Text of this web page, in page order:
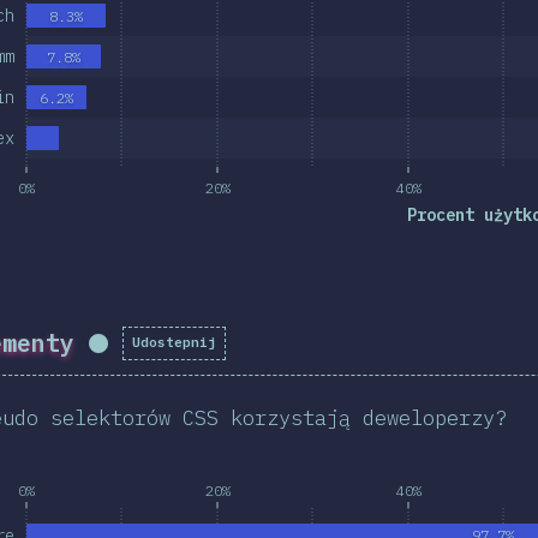
0% 20% 40%
Procent
6.2%
7.8%
8.3%
Procen ukończenia:
Udostepnij
selektorów CSS korzystają deweloperzy?
0% 20% 40%